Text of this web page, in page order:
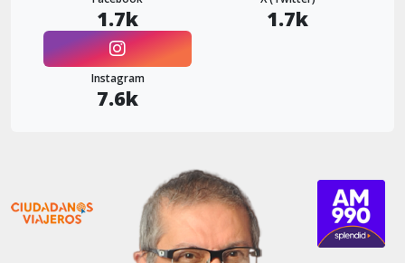
1.7k 1.7k
Instagram
7.6k